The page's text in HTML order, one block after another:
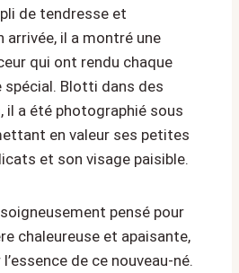
de tendresse et
arrivée, il a montré une
qui ont rendu chaque
spécial. Blotti dans des
il a été photographié sous
en valeur ses petites
et son visage paisible.
pensé pour
chaleureuse et apaisante,
de ce nouveau-né.